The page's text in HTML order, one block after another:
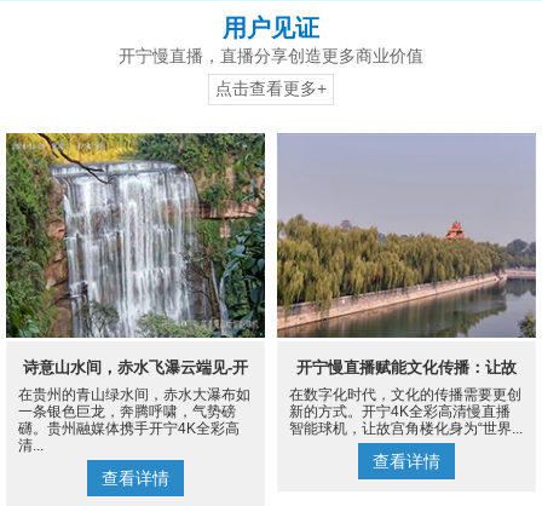
用户见证
开宁慢直播，直播分享创造更多商业价值
点击查看更多+
诗意山水间，赤水飞瀑云端见-开
宁4K慢直播摄像机
在贵州的青山绿水间，赤水大瀑布如
一条银色巨龙，奔腾呼啸，气势磅
礴。贵州融媒体携手开宁4K全彩高
清...
查看详情
开宁慢直播赋能文化传播：让故
宫角楼成为世界的文化客厅
在数字化时代，文化的传播需要更创
新的方式。开宁4K全彩高清慢直播
智能球机，让故宫角楼化身为“世界...
查看详情